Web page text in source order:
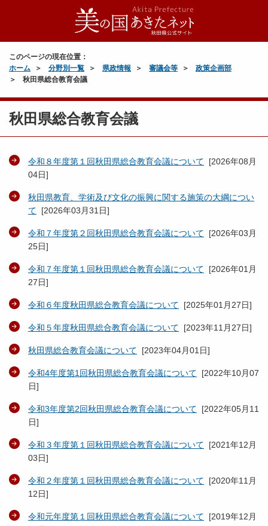
このページの現在位置：
ホーム
分野別一覧 県政情報 審議会等
政策企画部
秋田県総合教育会議
秋田県総合教育会議
令和８年度第１回秋田県総合教育会議について [2026年08月
04日]
秋田県教育、学術及び文化の振興に関する施策の大綱につい
て [2026年03月31日]
令和７年度第２回秋田県総合教育会議について [2026年03月
25日]
令和７年度第１回秋田県総合教育会議について [2026年01月
27日]
令和６年度秋田県総合教育会議について [2025年01月27日]
令和５年度秋田県総合教育会議について [2023年11月27日]
秋田県総合教育会議について [2023年04月01日]
令和4年度第1回秋田県総合教育会議について [2022年10月07
日]
令和3年度第2回秋田県総合教育会議について [2022年05月11
日]
令和３年度第１回秋田県総合教育会議について [2021年12月
03日]
令和２年度第１回秋田県総合教育会議について [2020年11月
12日]
令和元年度第１回秋田県総合教育会議について [2019年12月